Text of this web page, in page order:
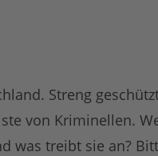
Streng
von Kriminellen.
was treibt sie an?